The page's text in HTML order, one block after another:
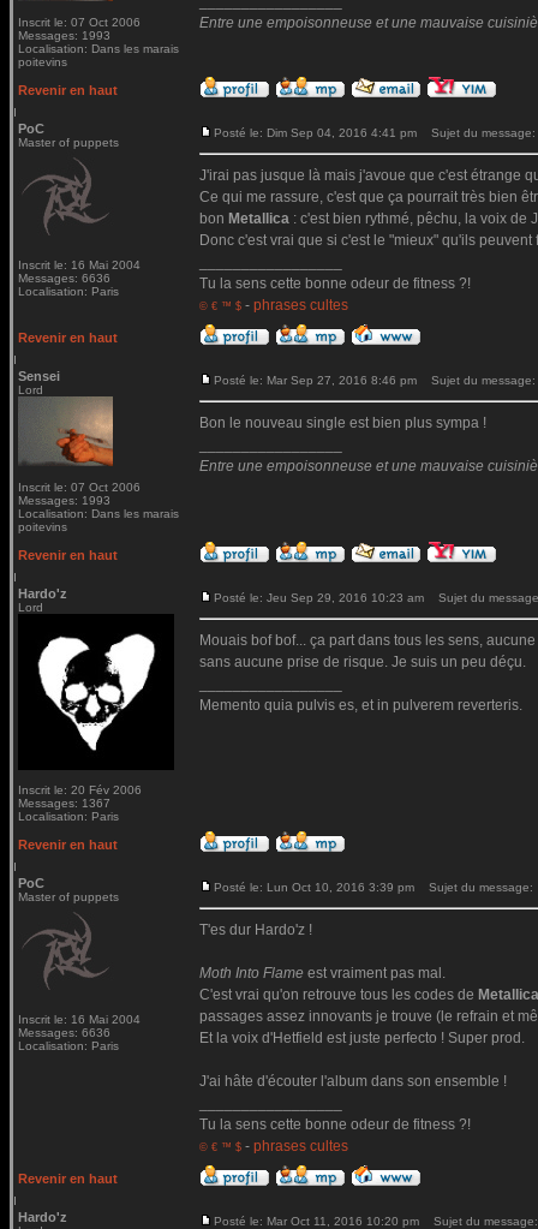
Inscrit le: 07 Oct 2006
Messages: 1993
Localisation: Dans les marais
poitevins
Entre une empoisonneuse et une mauvaise
Revenir en haut
PoC
Master of puppets
Inscrit le: 16 Mai 2004
Messages: 6636
Localisation: Paris
Posté le: Dim Sep 04, 2016 4:41 pm Sujet du message:
J'irai pas jusque là mais j'avoue que c'est étrange
Ce qui me rassure, c'est que ça pourrait très bien
bon Metallica : c'est bien rythmé, pêchu, la voix de
Donc c'est vrai que si c'est le "mieux" qu'ils
Tu la sens cette bonne odeur de fitness ?!
© € ™ $ - phrases cultes
Revenir en haut
Sensei
Lord
Inscrit le: 07 Oct 2006
Messages: 1993
Localisation: Dans les marais
poitevins
Posté le: Mar Sep 27, 2016 8:46 pm Sujet du message:
Bon le nouveau single est bien plus sympa !
Entre une empoisonneuse et une mauvaise
Revenir en haut
Hardo'z
Lord
Inscrit le: 20 Fév 2006
Messages: 1367
Localisation: Paris
Posté le: Jeu Sep 29, 2016 10:23 am Sujet du
Mouais bof bof... ça part dans tous les sens,
sans aucune prise de risque. Je suis un peu déçu.
Memento quia pulvis es, et in pulverem reverteris.
Revenir en haut
PoC
Master of puppets
Inscrit le: 16 Mai 2004
Messages: 6636
Localisation: Paris
Posté le: Lun Oct 10, 2016 3:39 pm Sujet du message:
T'es dur Hardo'z !
Moth Into Flame est vraiment pas mal.
C'est vrai qu'on retrouve tous les codes de Metallica
passages assez innovants je trouve (le refrain et
Et la voix d'Hetfield est juste perfecto ! Super prod.
J'ai hâte d'écouter l'album dans son ensemble !
Tu la sens cette bonne odeur de fitness ?!
© € ™ $ - phrases cultes
Revenir en haut
Hardo'z Posté le: Mar Oct 11, 2016 10:20 pm Sujet du message: